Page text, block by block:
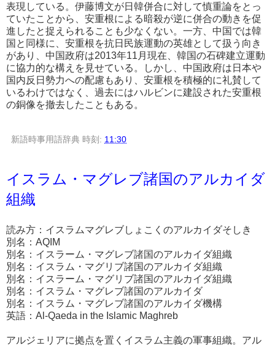
表現している。伊藤博文が日韓併合に対して慎重論をとっ
ていたことから、安重根による暗殺が逆に併合の動きを促
進したと捉えられることも少なくない。一方、中国では韓
国と同様に、安重根を抗日民族運動の英雄として扱う向き
があり、中国政府は2013年11月現在、韓国の石碑建立運動
に協力的な構えを見せている。しかし、中国政府は日本や
国内反日勢力への配慮もあり、安重根を積極的に礼賛して
いるわけではなく、過去にはハルビンに建設された安重根
の銅像を撤去したこともある。
新語時事用語辞典 時刻: 11:30
イスラム・マグレブ諸国のアルカイダ
組織
読み方：イスラムマグレブしょこくのアルカイダそしき
別名：AQIM
別名：イスラーム・マグレブ諸国のアルカイダ組織
別名：イスラム・マグリブ諸国のアルカイダ組織
別名：イスラーム・マグリブ諸国のアルカイダ組織
別名：イスラム・マグレブ諸国のアルカイダ
別名：イスラム・マグレブ諸国のアルカイダ機構
英語：Al-Qaeda in the Islamic Maghreb
アルジェリアに拠点を置くイスラム主義の軍事組織。アル